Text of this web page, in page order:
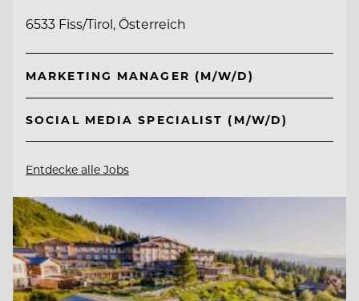
6533 Fiss/Tirol, Österreich
MARKETING MANAGER (M/W/D)
SOCIAL MEDIA SPECIALIST (M/W/D)
Entdecke alle Jobs